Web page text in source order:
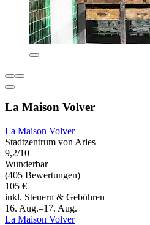
La Maison Volver
La Maison Volver
Stadtzentrum von Arles
9,2/10
Wunderbar
(405 Bewertungen)
105 €
inkl. Steuern & Gebühren
16. Aug.–17. Aug.
La Maison Volver